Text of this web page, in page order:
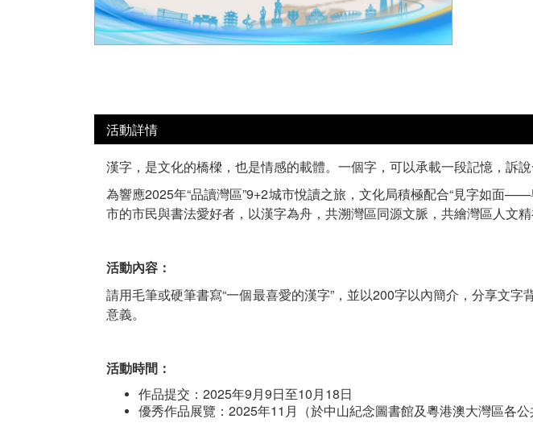
活動詳情
漢字，是文化的橋樑，也是情感的載體。一個字，可以承載一段記憶，訴說
為響應2025年“品讀灣區”9+2城市悅讀之旅，文化局積極配合“見字如面
市的市民與書法愛好者，以漢字為舟，共溯灣區同源文脈，共繪灣區人文精
活動內容：
請用毛筆或硬筆書寫“一個最喜愛的漢字”，並以200字以內簡介，分享文
意義。
活動時間：
作品提交：2025年9月9日至10月18日
優秀作品展覽：2025年11月（於中山紀念圖書館及粵港澳大灣區各公